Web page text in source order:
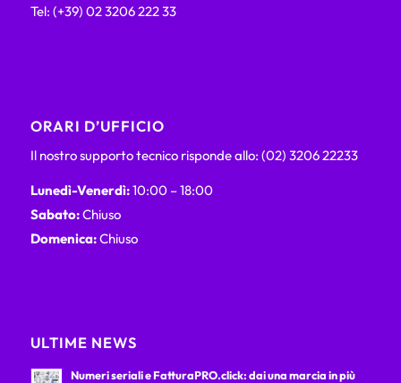
Tel: (+39) 02 3206 222 33
ORARI D’UFFICIO
Il nostro supporto tecnico risponde allo: (02) 3206 22233
Lunedì-Venerdì:10:00 – 18:00
Sabato:Chiuso
Domenica:Chiuso
ULTIME NEWS
Numeri seriali e FatturaPRO.click: dai una marcia in più